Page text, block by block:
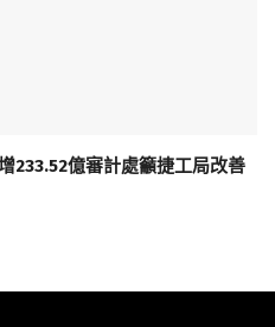
233.52億審計處籲捷工局改善